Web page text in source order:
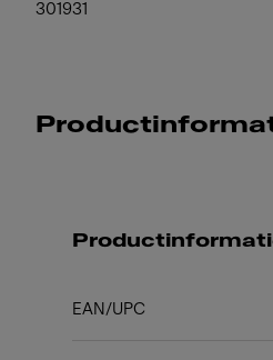
301931
EAN/UPC